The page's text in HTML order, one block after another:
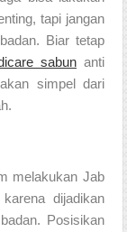
tapi jangan
Biar tetap
sabun anti
simpel dari
melakukan Jab
dijadikan
Posisikan